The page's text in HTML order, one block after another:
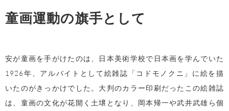
童画運動の旗手として
安が童画を手がけたのは、日本美術学校で日本画を学んでいた
1926年、アルバイトとして絵雑誌「コドモノクニ」に絵を描
いたのがきっかけでした。大判のカラー印刷だったこの絵雑誌
は、童画の文化が花開く土壌となり、岡本帰一や武井武雄ら個